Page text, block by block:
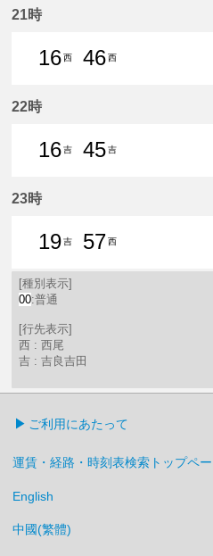
21時
16西
46西
22時
16吉
45吉
23時
19
19分はつ
吉
57
57分
西
[種別表示]
00:普通
[行先表示]
西 : 西尾
吉 : 吉良吉田
ご利用にあたって
運賃・経路・時刻表検索トップペ
English
中國(繁體)